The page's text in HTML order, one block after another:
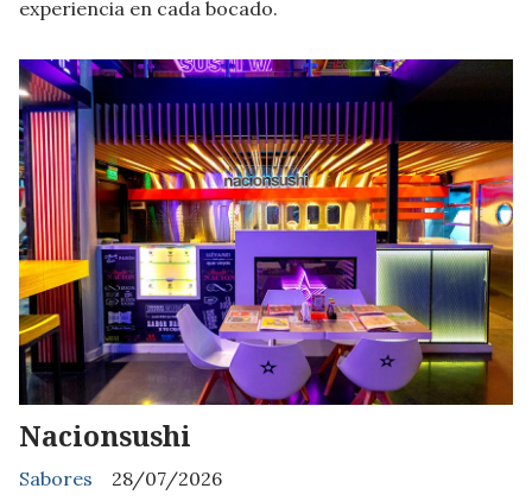
experiencia en cada bocado.
Nacionsushi
Sabores
28/07/2026